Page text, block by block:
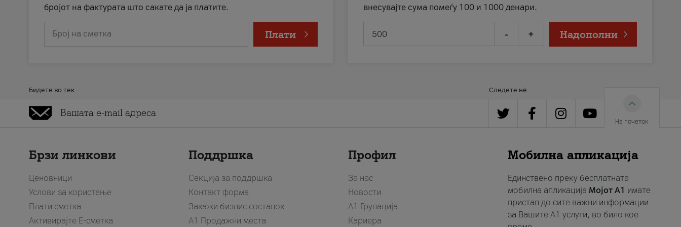
бројот на фактурата што сакате да ја платите.
Број на сметка Плати
внесувајте сума помеѓу 100 и 1000 денари.
- + Надополни
Бидете во тек Следете нè
На почеток
Брзи линкови
Ценовници
Услови за користење
Плати сметка
Активирајте Е-сметка
Поддршка
Секција за поддршка
Контакт форма
Закажи бизнис состанок
A1 Продажни места
Профил
За нас
Новости
А1 Групација
Кариера
Мобилна апликација
Единствено преку бесплатната
мобилна апликација Мојот A1 имате
пристап до сите важни информации
за Вашите A1 услуги, во било кое